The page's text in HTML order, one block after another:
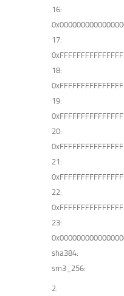
16:
17:
18:
19:
20:
21:
22:
23:
sha384:
sm3_256:
2.